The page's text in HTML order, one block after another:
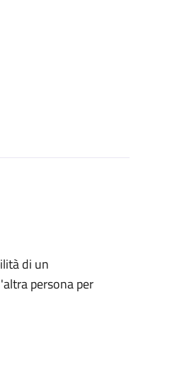
di un
persona per